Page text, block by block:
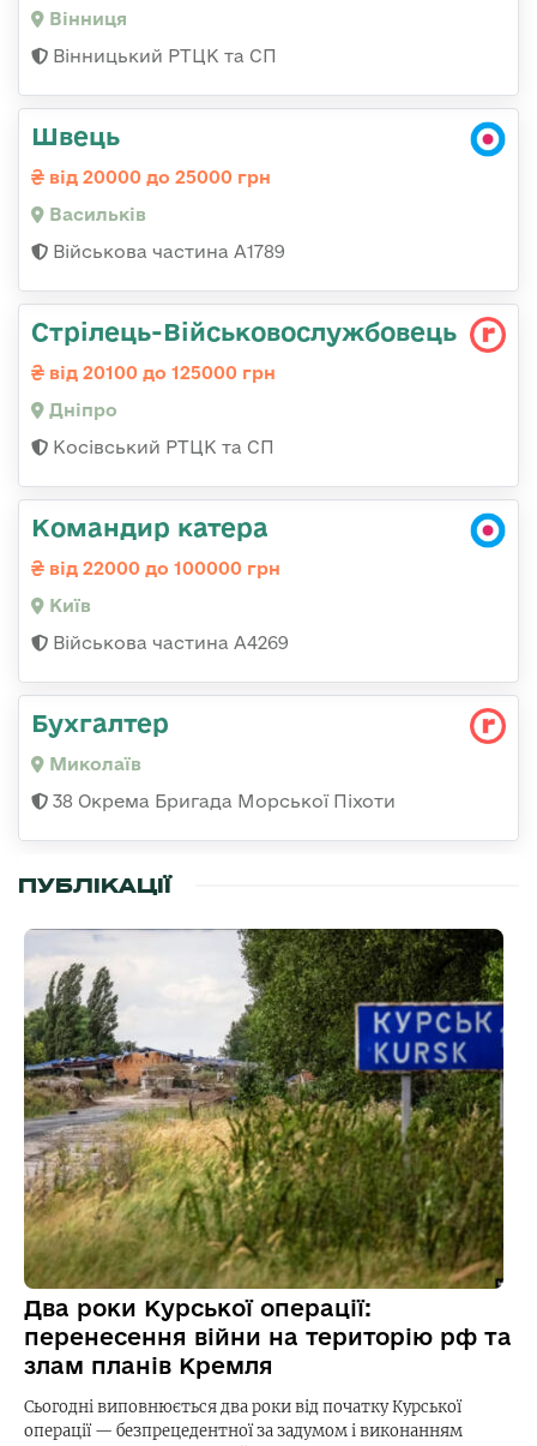
Вінниця
Вінницький РТЦК та СП
Швець
від 20000 до 25000 грн
Васильків
Військова частина А1789
Стрілець-Військовослужбовець
від 20100 до 125000 грн
Дніпро
Косівський РТЦК та СП
Командир катера
від 22000 до 100000 грн
Київ
Військова частина А4269
Бухгалтер
Миколаїв
38 Окрема Бригада Морської Піхоти
ПУБЛІКАЦІЇ
Два роки Курської операції:
перенесення війни на територію рф та
злам планів Кремля
Сьогодні виповнюється два роки від початку Курської
операції — безпрецедентної за задумом і виконанням